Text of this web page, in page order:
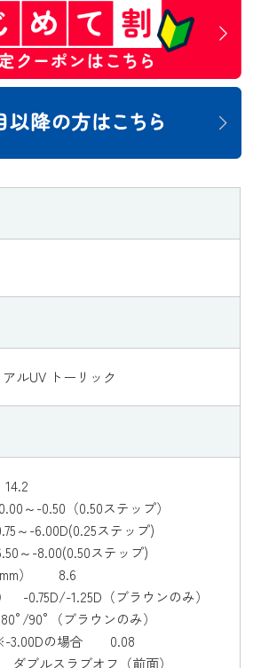
ルUV トーリック
～-0.50（0.50ステップ）
ステップ)
ステップ)
mm） 8.6
-0.75D/-1.25D（ブラウンのみ）
90°（ブラウンのみ）
※-3.00Dの場合 0.08
ダブルスラブオフ（前面）